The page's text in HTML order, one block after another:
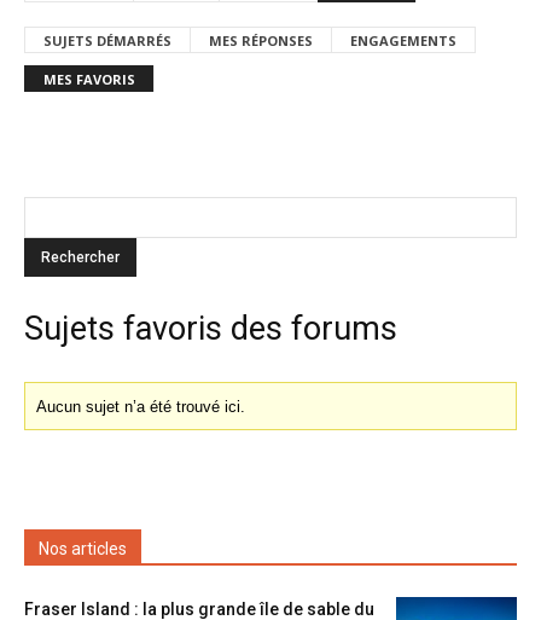
SUJETS DÉMARRÉS MES RÉPONSES ENGAGEMENTS
MES FAVORIS
Sujets favoris des forums
Aucun sujet n’a été trouvé ici.
Nos articles
Fraser Island : la plus grande île de sable du